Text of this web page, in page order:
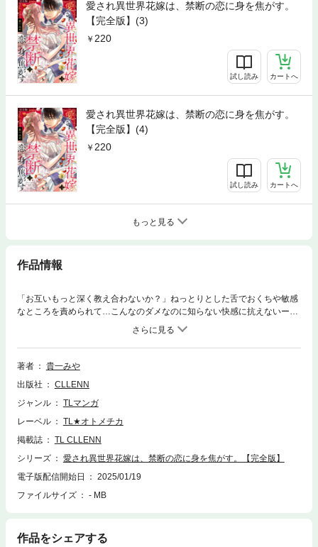
愛され異世界花嫁は、禁断の恋に身を焦がす。
【完全版】(3)
220
試し読み カートへ
愛され異世界花嫁は、禁断の恋に身を焦がす。
【完全版】(4)
220
試し読み カートへ
もっと見る
作品情報
「お互いもっと深く教え合わないか？」ねっとりとした舌でおくちや敏感
なところを責められて…こんなのダメなのに知らない快感に抗えないー
ー。前世で教師をしていたミトが転生したのは、白と黒の二人の王が統治
する魔法の国。 しきたりにより、花嫁として異世界召喚されたミトは、王
子たちが通う学園で寮生活を始める。”呪いの指輪”に隠された真実とダメ
とわかっていても求め合う王子とのキケンな恋の行方は…！【完全版】は
再編集したものです。重複購入にお気を付けください。
著者
貴一みや
出版社
CLLENN
ジャンル
TLマンガ
レーベル
TL★オトメチカ
掲載誌
TL CLLENN
シリーズ
愛され異世界花嫁は、禁断の恋に身を焦がす。【完全版】
電子版配信開始日
2025/01/19
ファイルサイズ
- MB
作品をシェアする